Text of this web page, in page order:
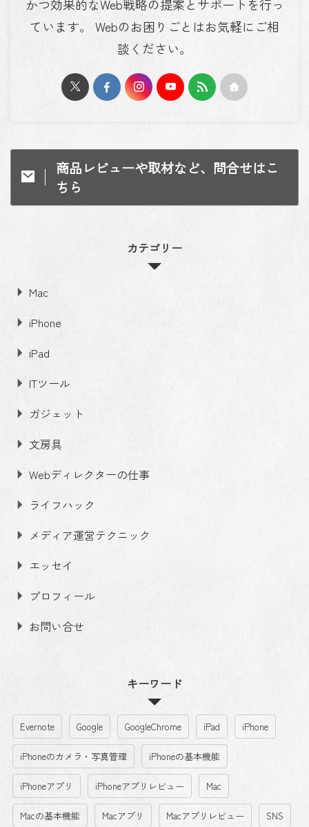
かつ効果的なWeb戦略の提案とサポートを行っ
ています。 Webのお困りごとはお気軽にご相
談ください。
商品レビューや取材など、問合せはこ
ちら
カテゴリー
Mac
iPhone
iPad
ITツール
ガジェット
文房具
Webディレクターの仕事
ライフハック
メディア運営テクニック
エッセイ
プロフィール
お問い合せ
キーワード
Evernote Google GoogleChrome iPad iPhone
iPhoneのカメラ・写真管理 iPhoneの基本機能
iPhoneアプリ iPhoneアプリレビュー Mac
Macの基本機能 Macアプリ Macアプリレビュー SNS